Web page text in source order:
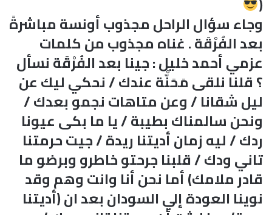
وجاء سؤال الراحل مجذوب أونسة مباشرةً
بعد الفُرْقَة . غناه مجذوب من كلمات
عزمي أحمد خليل : جينا بعد الفُرْقَة نسأل
؟ قلنا نلقى مَحَنّْة عندك / نحكي ليك عن
ليل شقانا / وعن متاهات نجمو بعدك /
ونحن سالمناك بطيبة / يا ما بكى عيونا
ردك / ليه زمان أديتنا ريدة / جيت حرمتنا
تاني ودك / قلبنا جرحتو خاطرو وبرضو ما
قادر ملامك) أما نحن أنا وانت وهم وقد
نوينا العودة إلي السودان بعد ان (أديتنا